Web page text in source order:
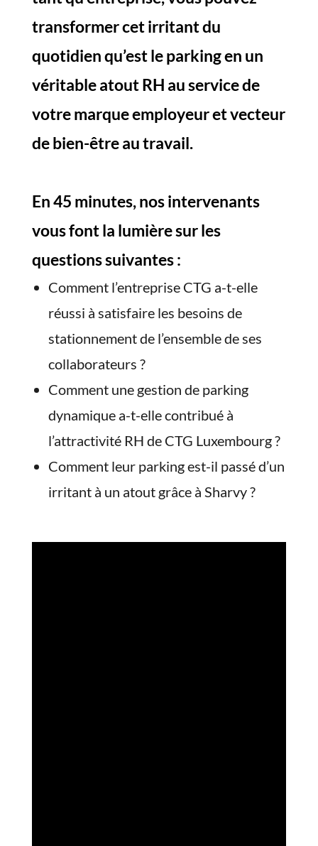
transformer cet irritant du
quotidien qu’est le parking en un
véritable atout RH au service de
votre marque employeur et vecteur
de bien-être au travail.
En 45 minutes, nos intervenants
vous font la lumière sur les
questions suivantes :
Comment l’entreprise CTG a-t-elle
réussi à satisfaire les besoins de
stationnement de l’ensemble de ses
collaborateurs ?
Comment une gestion de parking
dynamique a-t-elle contribué à
l’attractivité RH de CTG Luxembourg ?
Comment leur parking est-il passé d’un
irritant à un atout grâce à Sharvy ?